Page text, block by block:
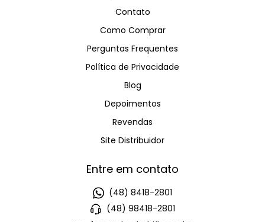
Contato
Como Comprar
Perguntas Frequentes
Política de Privacidade
Blog
Depoimentos
Revendas
Site Distribuidor
Entre em contato
(48) 8418-2801
(48) 98418-2801